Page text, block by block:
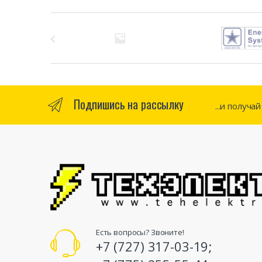
Подпишись на рассылку ...и получай
Есть вопросы? Звоните!
+7 (727) 317-03-19;